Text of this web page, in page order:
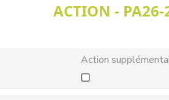
ACTION -
Action